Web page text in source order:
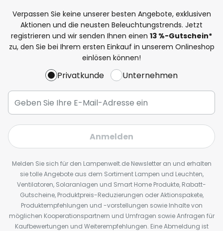
Verpassen Sie keine unserer besten Angebote, exklusiven
Aktionen und die neusten Beleuchtungstrends. Jetzt
registrieren und wir senden Ihnen einen 13 %-Gutschein*
zu, den Sie bei Ihrem ersten Einkauf in unserem Onlineshop
einlösen können!
Privatkunde Unternehmen
Anmelden
Melden Sie sich für den Lampenwelt.de Newsletter an und erhalten
sie tolle Angebote aus dem Sortiment Lampen und Leuchten,
Ventilatoren, Solaranlagen und Smart Home Produkte, Rabatt-
Gutscheine, Produktpreis-Reduzierungen oder Aktionspakete,
Produktempfehlungen und -vorstellungen sowie Inhalte von
möglichen Kooperationspartnern und Umfragen sowie Anfragen für
Kaufbewertungen und Weiterempfehlungen. Eine Abmeldung ist